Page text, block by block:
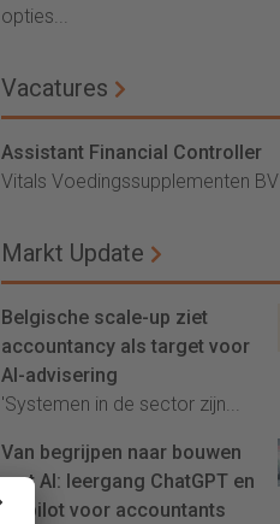
opties...
Vacatures
Assistant Financial Controller
Vitals Voedingssupplementen BV
Markt Update
Belgische scale-up ziet
accountancy als target voor
AI-advisering
'Systemen in de sector zijn...
Van begrijpen naar bouwen
met AI: leergang ChatGPT en
Copilot voor accountants